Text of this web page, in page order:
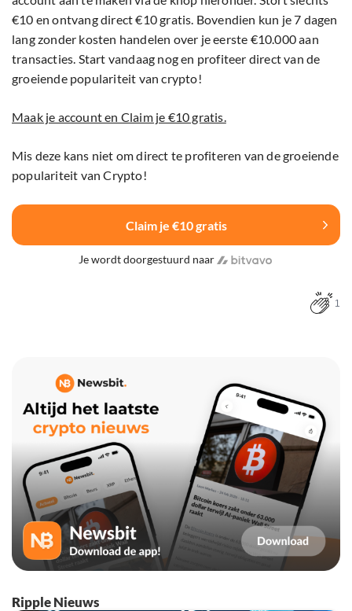
€10 en ontvang direct €10 gratis. Bovendien kun je 7 dagen
lang zonder kosten handelen over je eerste €10.000 aan
transacties. Start vandaag nog en profiteer direct van de
groeiende populariteit van crypto!
Maak je account en Claim je €10 gratis.
Mis deze kans niet om direct te profiteren van de groeiende
populariteit van Crypto!
Claim je €10 gratis
Je wordt doorgestuurd naar
1
Ripple Nieuws